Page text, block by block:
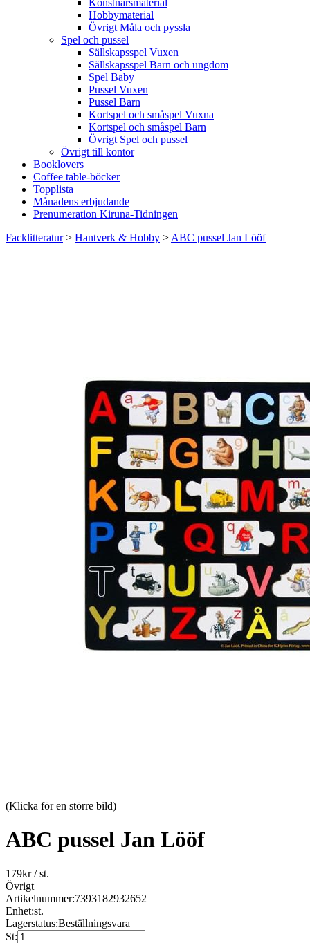
Konstnärsmaterial
Hobbymaterial
Övrigt Måla och pyssla
Spel och pussel
Sällskapsspel Vuxen
Sällskapsspel Barn och ungdom
Spel Baby
Pussel Vuxen
Pussel Barn
Kortspel och småspel Vuxna
Kortspel och småspel Barn
Övrigt Spel och pussel
Övrigt till kontor
Booklovers
Coffee table-böcker
Topplista
Månadens erbjudande
Prenumeration Kiruna-Tidningen
Facklitteratur> Hantverk & Hobby > ABC pussel Jan Lööf
(Klicka för en större bild)
ABC pussel Jan Lööf
179kr/ st.
Övrigt
Artikelnummer:7393182932652
Enhet:st.
Lagerstatus:Beställningsvara
St: